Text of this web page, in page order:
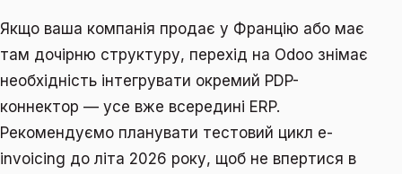
Якщо ваша компанія продає у Францію або має
там дочірню структуру, перехід на Odoo знімає
необхідність інтегрувати окремий PDP-
коннектор — усе вже всередині ERP.
Рекомендуємо планувати тестовий цикл e-
invoicing до літа 2026 року, щоб не впертися в